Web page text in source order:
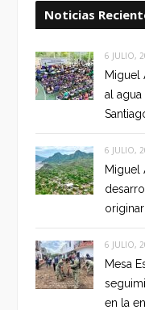
Noticias
6 JULIO,
Miguel
al
6 JULIO,
Miguel
6 JULIO,
Mesa
en la